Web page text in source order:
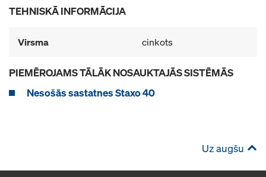
TEHNISKĀ INFORMĀCIJA
Virsma cinkots
PIEMĒROJAMS TĀLĀK NOSAUKTAJĀS SISTĒMĀS
Nesošās sastatnes Staxo 40
Uz augšu